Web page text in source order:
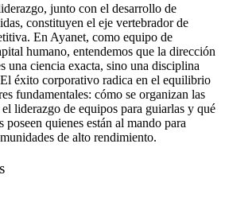
junto con el desarrollo de
constituyen el eje vertebrador de
En Ayanet, como equipo de
humano, entendemos que la dirección
una ciencia exacta, sino una disciplina
éxito corporativo radica en el equilibrio
fundamentales: cómo se organizan las
liderazgo de equipos para guiarlas y qué
poseen quienes están al mando para
de alto rendimiento.